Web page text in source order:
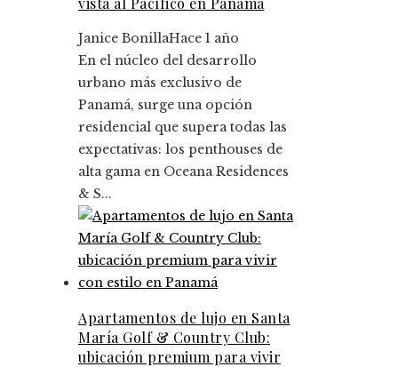
Janice BonillaHace 1 año
En el núcleo del desarrollo
urbano más exclusivo de
Panamá, surge una opción
residencial que supera todas las
expectativas: los penthouses de
alta gama en Oceana Residences
& S...
Apartamentos de lujo en Santa
María Golf & Country Club:
ubicación premium para vivir